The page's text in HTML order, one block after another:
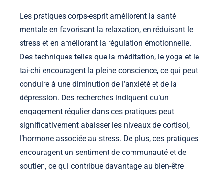
Les pratiques corps-esprit améliorent la santé
mentale en favorisant la relaxation, en réduisant le
stress et en améliorant la régulation émotionnelle.
Des techniques telles que la méditation, le yoga et le
tai-chi encouragent la pleine conscience, ce qui peut
conduire à une diminution de l’anxiété et de la
dépression. Des recherches indiquent qu’un
engagement régulier dans ces pratiques peut
significativement abaisser les niveaux de cortisol,
l’hormone associée au stress. De plus, ces pratiques
encouragent un sentiment de communauté et de
soutien, ce qui contribue davantage au bien-être